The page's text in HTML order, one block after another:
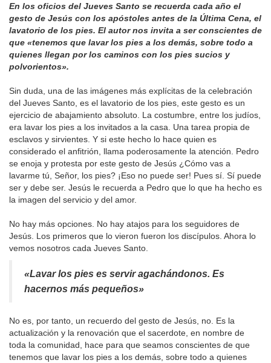
En los oficios del Jueves Santo se recuerda cada año el
gesto de Jesús con los apóstoles antes de la Última Cena, el
lavatorio de los pies. El autor nos invita a ser conscientes de
que «tenemos que lavar los pies a los demás, sobre todo a
quienes llegan por los caminos con los pies sucios y
polvorientos».
Sin duda, una de las imágenes más explícitas de la celebración
del Jueves Santo, es el lavatorio de los pies, este gesto es un
ejercicio de abajamiento absoluto. La costumbre, entre los judíos,
era lavar los pies a los invitados a la casa. Una tarea propia de
esclavos y sirvientes. Y si este hecho lo hace quien es
considerado el anfitrión, llama poderosamente la atención. Pedro
se enoja y protesta por este gesto de Jesús ¿Cómo vas a
lavarme tú, Señor, los pies? ¡Eso no puede ser! Pues sí. Sí puede
ser y debe ser. Jesús le recuerda a Pedro que lo que ha hecho es
la imagen del servicio y del amor.
No hay más opciones. No hay atajos para los seguidores de
Jesús. Los primeros que lo vieron fueron los discípulos. Ahora lo
vemos nosotros cada Jueves Santo.
«Lavar los pies es servir agachándonos. Es
hacernos más pequeños»
No es, por tanto, un recuerdo del gesto de Jesús, no. Es la
actualización y la renovación que el sacerdote, en nombre de
toda la comunidad, hace para que seamos conscientes de que
tenemos que lavar los pies a los demás, sobre todo a quienes